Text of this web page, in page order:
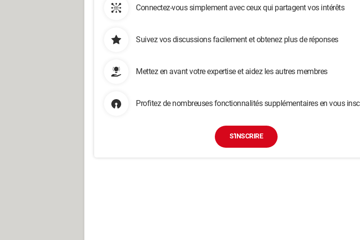
Connectez-vous simplement avec ceux qui partagent vos intérêts
Suivez vos discussions facilement et obtenez plus de réponses
Mettez en avant votre expertise et aidez les autres membres
Profitez de nombreuses fonctionnalités supplémentaires en vous
S'INSCRIRE